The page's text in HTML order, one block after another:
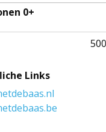
0+
500
Links